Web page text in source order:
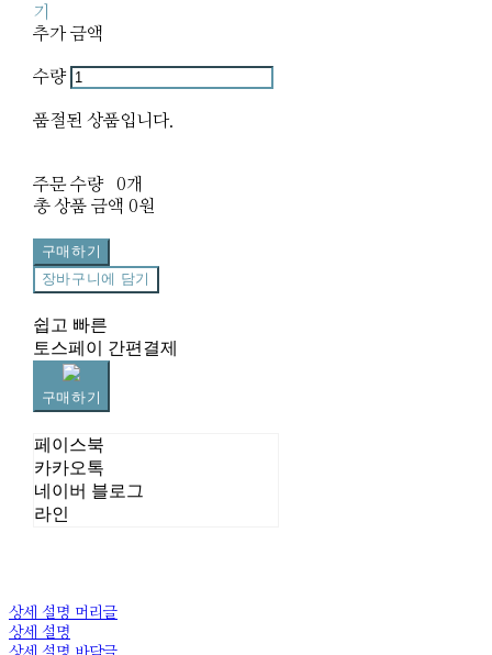
기
추가 금액
수량
품절된 상품입니다.
주문 수량
0개
총 상품 금액 0원
구매하기
장바구니에 담기
쉽고 빠른
토스페이 간편결제
구매하기
페이스북
카카오톡
네이버 블로그
라인
상세 설명 머리글
상세 설명